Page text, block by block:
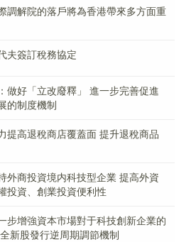
調解院的落戶將為香港帶來多方面重
夫簽訂稅務協定
做好「立改廢釋」 進一步完善促進
的制度機制
提高退稅商店覆蓋面 提升退稅商品
外商投資境内科技型企業 提高外資
投資、創業投資便利性
步增強資本市場對于科技創新企業的
新股發行逆周期調節機制